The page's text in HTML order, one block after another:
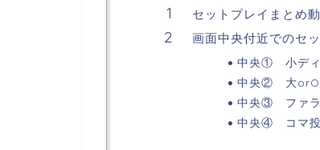
セットプレイまとめ
画面中央付近でのセ
中央① 小ディ
中央② 大
中央③ ファラ
中央④ コマ投